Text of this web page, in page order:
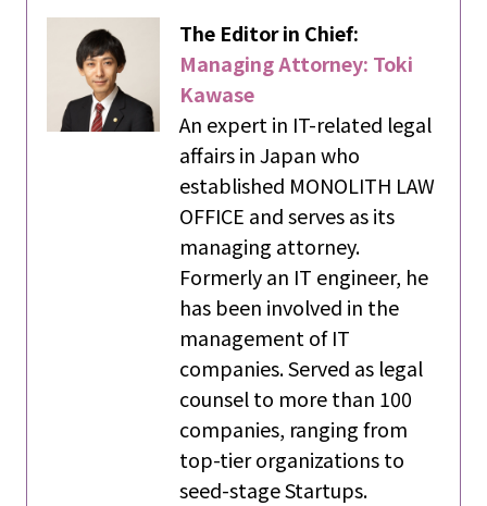
The Editor in Chief:
Managing Attorney: Toki
Kawase
An expert in IT-related legal
affairs in Japan who
established MONOLITH LAW
OFFICE and serves as its
managing attorney.
Formerly an IT engineer, he
has been involved in the
management of IT
companies. Served as legal
counsel to more than 100
companies, ranging from
top-tier organizations to
seed-stage Startups.